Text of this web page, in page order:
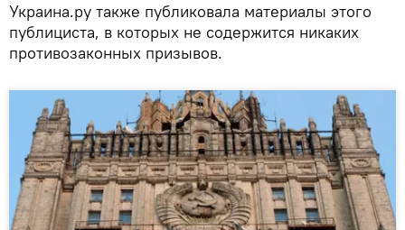
Украина.ру также публиковала материалы этого
публициста, в которых не содержится никаких
противозаконных призывов.